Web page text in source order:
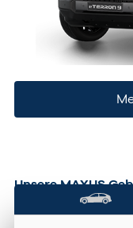
Unsere MAXUS